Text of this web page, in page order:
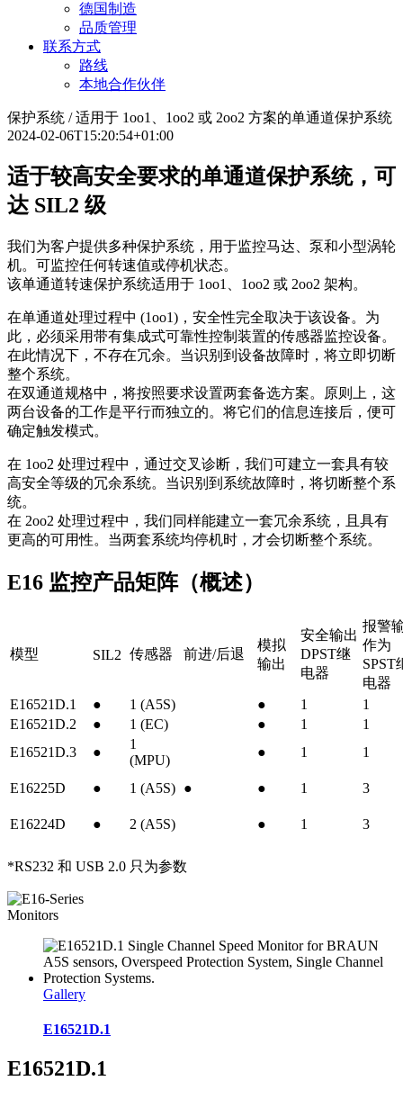
德国制造
品质管理
联系方式
路线
本地合作伙伴
保护系统 / 适用于 1oo1、1oo2 或 2oo2 方案的单通道保护系统
2024-02-06T15:20:54+01:00
适于较高安全要求的单通道保护系统，可
达 SIL2 级
我们为客户提供多种保护系统，用于监控马达、泵和小型涡轮
机。可监控任何转速值或停机状态。
该单通道转速保护系统适用于 1oo1、1oo2 或 2oo2 架构。
在单通道处理过程中 (1oo1)，安全性完全取决于该设备。为
此，必须采用带有集成式可靠性控制装置的传感器监控设备。
在此情况下，不存在冗余。当识别到设备故障时，将立即切断
整个系统。
在双通道规格中，将按照要求设置两套备选方案。原则上，这
两台设备的工作是平行而独立的。将它们的信息连接后，便可
确定触发模式。
在 1oo2 处理过程中，通过交叉诊断，我们可建立一套具有较
高安全等级的冗余系统。当识别到系统故障时，将切断整个系
统。
在 2oo2 处理过程中，我们同样能建立一套冗余系统，且具有
更高的可用性。当两套系统均停机时，才会切断整个系统。
E16 监控产品矩阵（概述）
模型 SIL2 传感器 前进/后退
模拟
输出
安全输出
DPST继
电器
报警
作为
SPST
电器
E16521D.1
● 1 (A5S) ● 1
1
E16521D.2
● 1 (EC) ● 1
1
E16521D.3
●
1
(MPU)
● 1 1
E16225D ● 1 (A5S) ● ● 1 3
E16224D ● 2 (A5S) ● 1 3
*RS232 和 USB 2.0 只为参数
Gallery
E16521D.1
E16521D.1